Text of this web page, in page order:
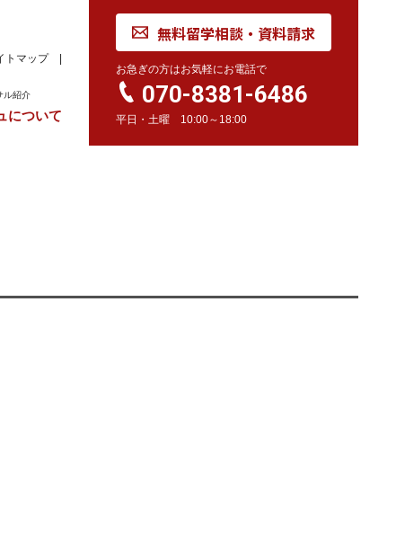
トマップ
ル紹介
について
無料留学相談・資料請求
お急ぎの方はお気軽にお電話で
070-8381-6486
平日・土曜 10:00～18:00